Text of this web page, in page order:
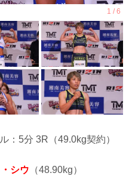
：5分 3R（49.0kg契約）
シウ （48.90kg）